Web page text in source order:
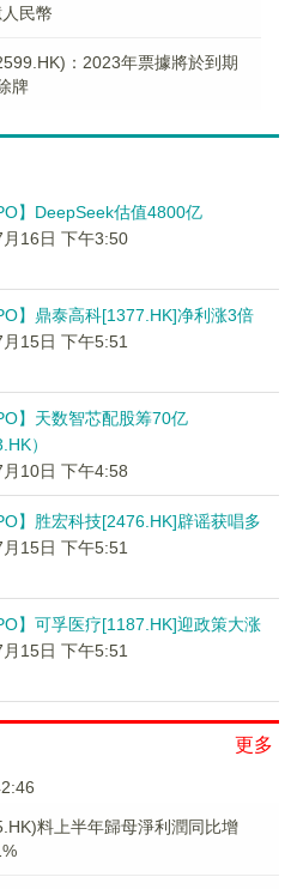
民幣
：2023年票據將於到期
牌
】DeepSeek估值4800亿
16日 下午3:50
】鼎泰高科[1377.HK]净利涨3倍
15日 下午5:51
】天数智芯配股筹70亿
）
10日 下午4:58
】胜宏科技[2476.HK]辟谣获唱多
15日 下午5:51
】可孚医疗[1187.HK]迎政策大涨
15日 下午5:51
更多
料上半年歸母淨利潤同比增